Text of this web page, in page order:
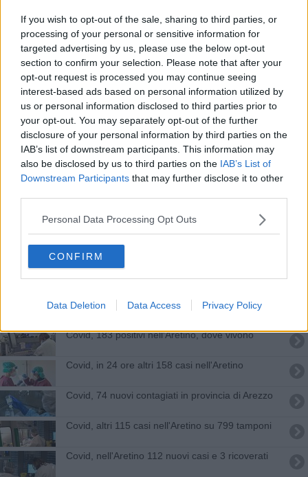
If you wish to opt-out of the sale, sharing to third parties, or
processing of your personal or sensitive information for
targeted advertising by us, please use the below opt-out
section to confirm your selection. Please note that after your
opt-out request is processed you may continue seeing
interest-based ads based on personal information utilized by
us or personal information disclosed to third parties prior to
your opt-out. You may separately opt-out of the further
disclosure of your personal information by third parties on the
IAB’s list of downstream participants. This information may
also be disclosed by us to third parties on the IAB’s List of
Downstream Participants that may further disclose it to other
Personal Data Processing Opt Outs
CONFIRM
Data Deletion Data Access Privacy Policy
​Benzina, gasolio, gpl, ecco dove risparmiare
Covid, altri 220 casi e rianimazione resta a zero
Covid, nell'Aretino altri 178 casi, morto un uomo
Covid, 197 nuovi casi in provincia di Arezzo
Covid, in provincia di Arezzo altri 190 positivi
Covid, 93 nuovi casi in provincia di Arezzo
Covid, 107 nuovi casi in provincia di Arezzo
Covid nell'Aretino: 41 nuovi casi e 19 guariti
Covid, nell'Aretino 183 nuovi positivi
Covid, 183 positivi nell'Aretino, dove vivono
Covid, in 24 ore altri 158 casi nell'Aretino
Covid, 74 nuovi contagiati in provincia di Arezzo
Covid, altri 115 casi nell'Aretino su 799 tamponi
Covid, nell'Aretino 112 nuovi casi e 3 ricoverati